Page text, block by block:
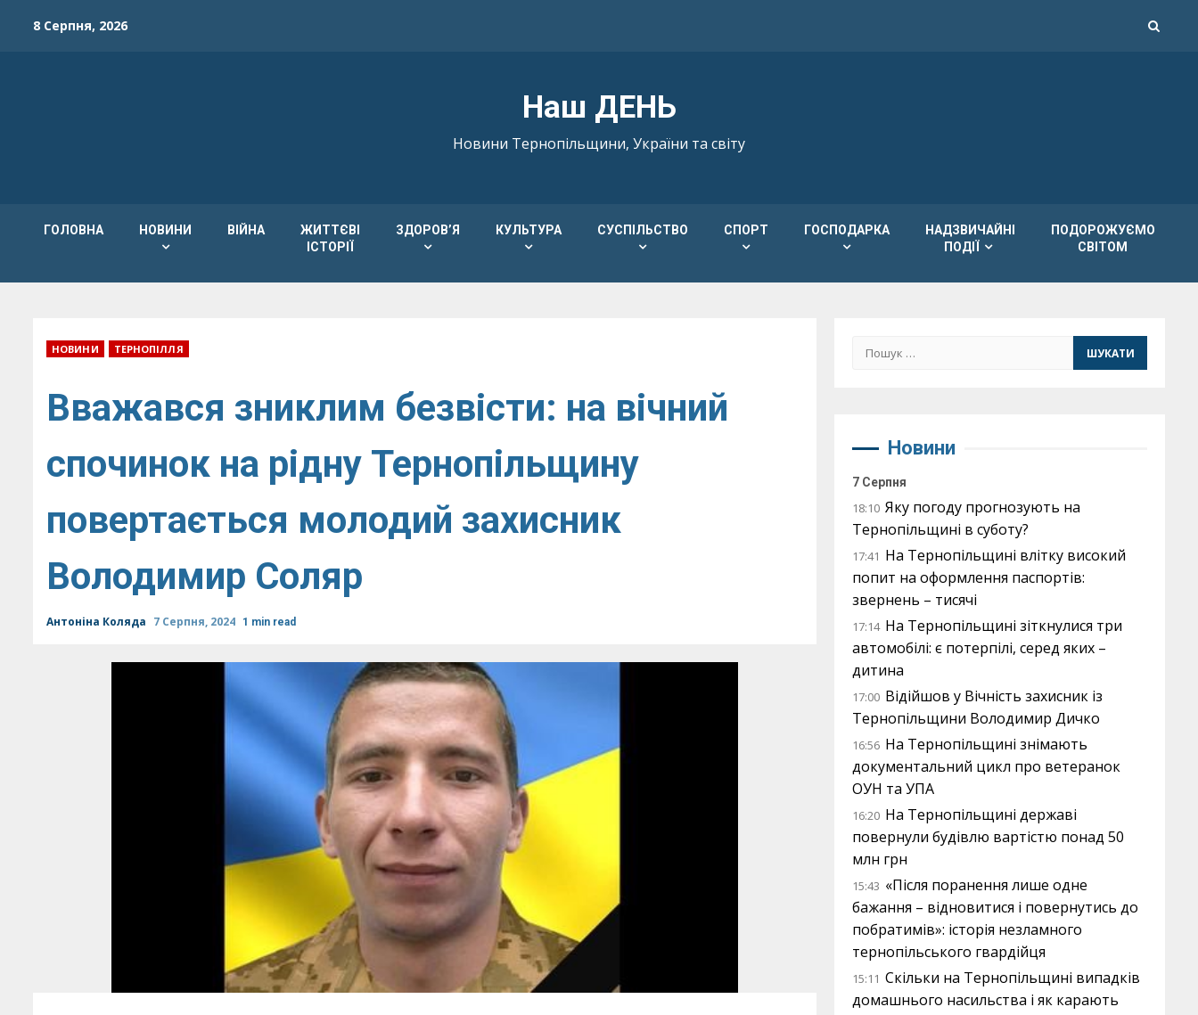
8 Серпня, 2026
Наш ДЕНЬ
Новини Тернопільщини, України та світу
ГОЛОВНА НОВИНИ ВІЙНА
ЖИТТЄВІ
ІСТОРІЇ
ЗДОРОВ’Я КУЛЬТУРА СУСПІЛЬСТВО СПОРТ ГОСПОДАРКА
НАДЗВИЧАЙНІ
ПОДІЇ
ПОДОРОЖУЄМО
СВІТОМ
НОВИНИ ТЕРНОПІЛЛЯ
Вважався зниклим безвісти: на вічний
спочинок на рідну Тернопільщину
повертається молодий захисник
Володимир Соляр
Антоніна Коляда 7 Серпня, 2024 1 min read
Пошук:
Новини
7 Серпня
18:10 Яку погоду прогнозують на
Тернопільщині в суботу?
17:41 На Тернопільщині влітку високий
попит на оформлення паспортів:
звернень – тисячі
17:14 На Тернопільщині зіткнулися три
автомобілі: є потерпілі, серед яких –
дитина
17:00 Відійшов у Вічність захисник із
Тернопільщини Володимир Дичко
16:56 На Тернопільщині знімають
документальний цикл про ветеранок
ОУН та УПА
16:20 На Тернопільщині державі
повернули будівлю вартістю понад 50
млн грн
15:43 «Після поранення лише одне
бажання – відновитися і повернутись до
побратимів»: історія незламного
тернопільського гвардійця
15:11 Скільки на Тернопільщині випадків
домашнього насильства і як карають